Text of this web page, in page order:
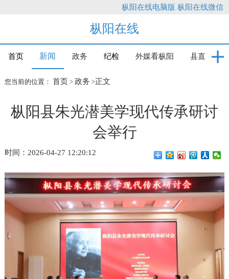
枞阳在线电脑版 枞阳在线微信
枞阳在线
首页 新闻 政务 纪检 外媒看枞阳 县直
您当前的位置： 首页 > 政务 >正文
枞阳县朱光潜美学现代传承研讨
会举行
时间：2026-04-27 12:20:12